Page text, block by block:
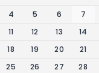
oficiales
4 5 6 7
11 12 13 14
18 19 20 21
25 26 27 28